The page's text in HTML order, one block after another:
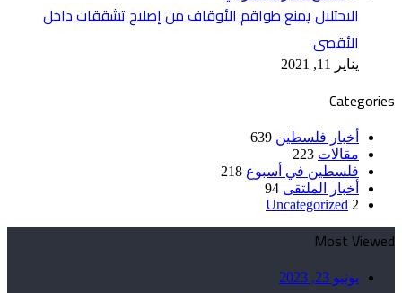
الاحتلال يمنع طواقم الأوقاف من إصلاح تشققات داخل
الأقصى
يناير 11, 2021
Categories
أخبار فلسطين 639
مقالات 223
فلسطين في أسبوع 218
أخبار الملتقى 94
Uncategorized 2
Most Viewed
يونيو 23, 2023